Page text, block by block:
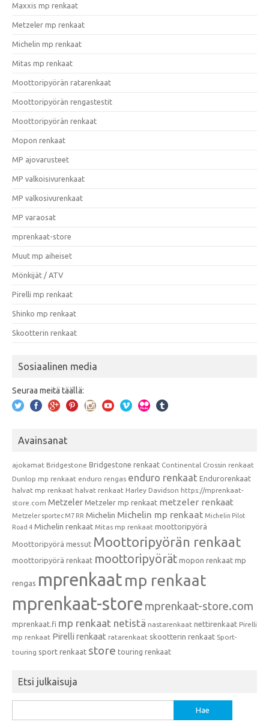
Maxxis mp renkaat
Metzeler mp renkaat
Michelin mp renkaat
Mitas mp renkaat
Moottoripyörän ratarenkaat
Moottoripyörän rengastestit
Moottoripyörän renkaat
Mopon renkaat
MP ajovarusteet
MP valkoisivurenkaat
MP valkosivurenkaat
MP varaosat
mprenkaat-store
Muut mp aiheiset
Mönkijät / ATV
Pirelli mp renkaat
Shinko mp renkaat
Skootterin renkaat
Sosiaalinen media
Seuraa meitä täällä:
Avainsanat
ajokamat Bridgestone Bridgestone renkaat Continental Crossin renkaat
Dunlop mp renkaat enduro rengas enduro renkaat Endurorenkaat
halvat mp renkaat halvat renkaat Harley Davidson https://mprenkaat-
store.com Metzeler Metzeler mp renkaat metzeler renkaat
Metzeler sportec M7 RR Michelin Michelin mp renkaat Michelin Pilot
Road 4 Michelin renkaat Mitas mp renkaat moottoripyörä
Moottoripyörä messut Moottoripyörän renkaat
moottoripyörä renkaat moottoripyörät mopon renkaat mp
rengas mprenkaat mp renkaat
mprenkaat-store mprenkaat-store.com
mprenkaat.fi mp renkaat netistä nastarenkaat nettirenkaat Pirelli
mp renkaat Pirelli renkaat ratarenkaat skootterin renkaat Sport-
touring sport renkaat store touring renkaat
Etsi julkaisuja